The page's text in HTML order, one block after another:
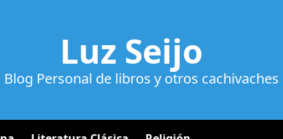
Luz Seijo
Blog Personal de libros y otros cachivaches